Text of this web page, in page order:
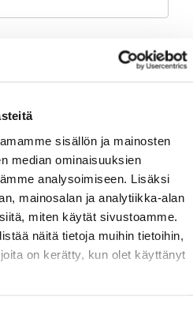
sisällön ja mainosten
median ominaisuuksien
analysoimiseen. Lisäksi
mainosalan ja analytiikka-alan
miten käytät sivustoamme.
näitä tietoja muihin tietoihin,
on kerätty, kun olet käyttänyt